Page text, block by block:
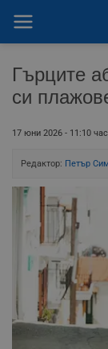
Гърците
си
17 юни 2026 - 11:10
Редактор: Петър